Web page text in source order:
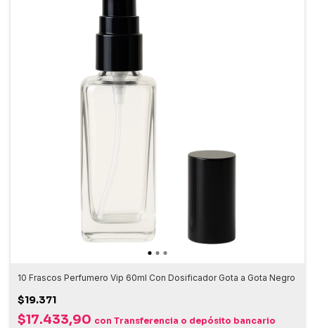
10 Frascos Perfumero Vip 60ml Con Dosificador Gota a Gota Negro
$19.371
$17.433,90 con Transferencia o depósito bancario